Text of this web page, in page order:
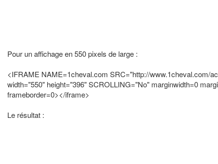
Pour un affichage en 550 pixels de large :
<IFRAME NAME=1cheval.com SRC="http://www.1cheval.com/
width="550" height="396" SCROLLING="No" marginwidth=0
frameborder=0></iframe>
Le résultat :